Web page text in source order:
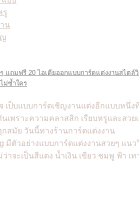
แถมฟรี 20 ไอเดียออกแบบการ์ดแต่งงานสไตล์
ม่ซ้ำใคร
เป็บแบบการ์ดเชิญงานแต่งอีกแบบหนึ่ง
เพราะความคลาสสิก เรียบหรูและสวย
สมัย วันนี้ทางร้านการ์ดแต่งงาน
มีตัวอย่างแบบการ์ดแต่งงานสวยๆ แนว
าจะเป็นสีแดง น้ำเงิน เขียว ชมพู ฟ้า เท